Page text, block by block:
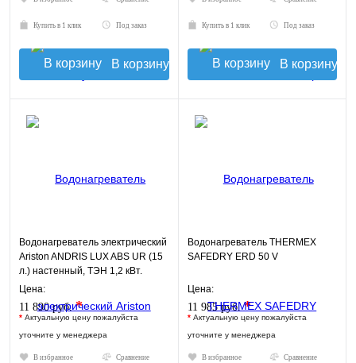
Купить в 1 клик Под заказ
В корзину
Купить в 1 клик Под заказ
В корзину
Водонагреватель электрический
Ariston ANDRIS LUX ABS UR (15
л.) настенный, ТЭН 1,2 кВт.
Цена:
11 890 руб.*
* Актуальную цену пожалуйста
уточните у менеджера
В избранное Сравнение
Водонагреватель THERMEX
SAFEDRY ERD 50 V
Цена:
11 985 руб.*
* Актуальную цену пожалуйста
уточните у менеджера
В избранное Сравнение